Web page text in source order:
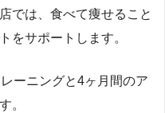
では、食べて痩せること
をサポートします。
ーニングと4ヶ月間のア
。